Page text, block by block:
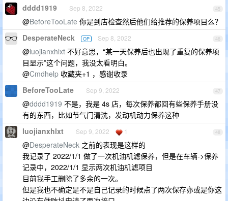
45
dddd1919 Sep 8, 2022
@BeforeTooLate 你是到店检查然后他们给推荐的保养项目么？
46
DesperateNeck OP Sep 8, 2022
@luojianxhlxt 不好意思，“某一天保养后也出现了重复的保养项
目显示”这个问题，我没太看明白。
@Cmdhelp 收藏夹+1 ，感谢收录
47
BeforeTooLate Sep 9, 2022
@dddd1919 不是，我是 4s 店，每次保养都回有些保养手册没
有的东西，比如节气门清洗，发动机动力保养这种
48
luojianxhlxt Sep 9, 2022 1
@DesperateNeck 之前的表现是这样的
我记录了 2022/1/1 做了一次机油机滤保养，但是在车辆->保养
记录中，2022/1/1 显示两次机油机滤项目
目前我手工删除了多余的一次。
但是我也不确定是不是自己记录的时候点了两次保存亦或是你这